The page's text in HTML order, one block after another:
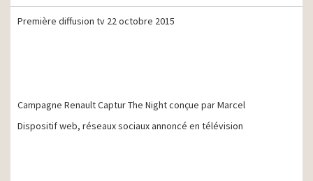
Première diffusion tv 22 octobre 2015
Campagne Renault Captur The Night conçue par Marcel
Dispositif web, réseaux sociaux annoncé en télévision